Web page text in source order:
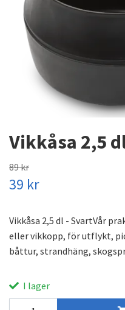
Vikkåsa 2,5
89 kr
39 kr
Vikkåsa 2,5 dl - SvartVår
eller vikkopp, för utflykt,
båttur, strandhäng,
I lager